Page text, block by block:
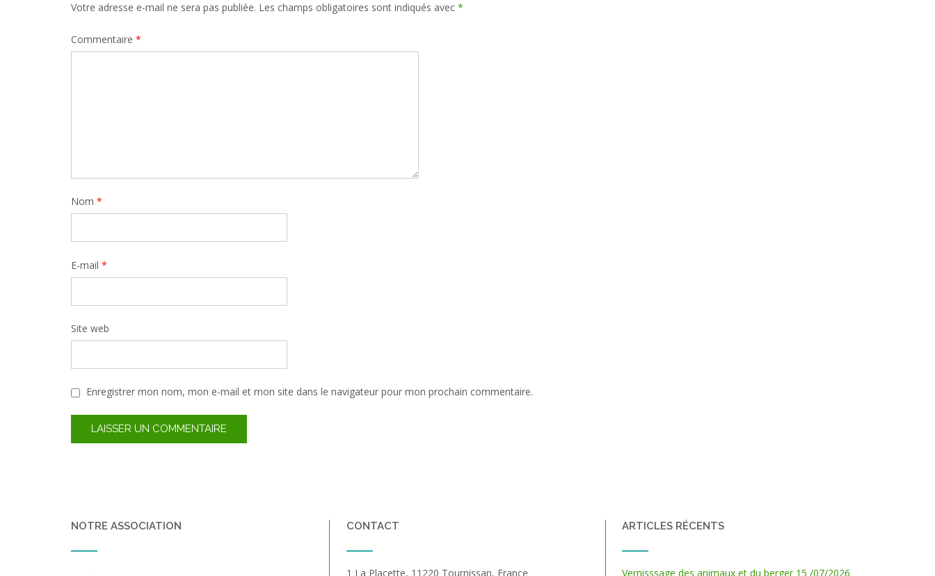
Votre adresse e-mail ne sera pas publiée. Les champs obligatoires sont indiqués avec *
Commentaire *
Nom *
E-mail *
Site web
Enregistrer mon nom, mon e-mail et mon site dans le navigateur pour mon prochain commentaire.
NOTRE ASSOCIATION CONTACT
1 La Placette, 11220 Tournissan, France
ARTICLES RÉCENTS
Vernisssage des animaux et du berger 15 /07/2026